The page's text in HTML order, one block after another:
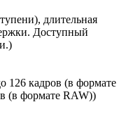
длительная
Доступный
126 кадров (в формате
(в формате RAW))